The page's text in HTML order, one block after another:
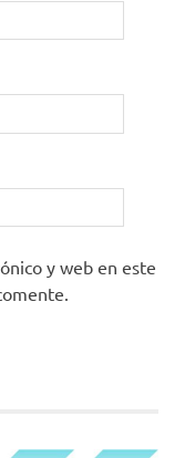
y web en este